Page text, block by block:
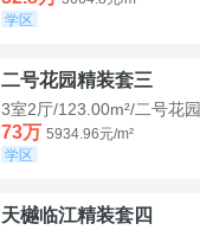
学区
二号花园精装套三
3室2厅/123.00m²/二号花园
73万 5934.96元/m²
学区
天樾临江精装套四